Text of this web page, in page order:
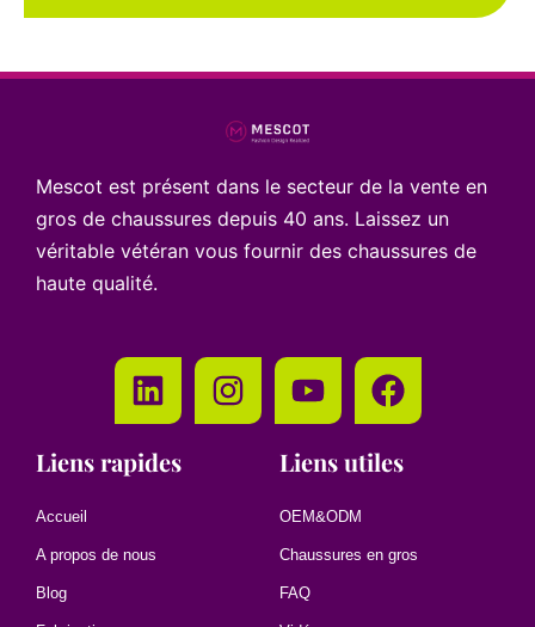
Mescot est présent dans le secteur de la vente en
gros de chaussures depuis 40 ans. Laissez un
véritable vétéran vous fournir des chaussures de
haute qualité.
Liens rapides
Accueil
A propos de nous
Blog
Liens utiles
OEM&ODM
Chaussures en gros
FAQ